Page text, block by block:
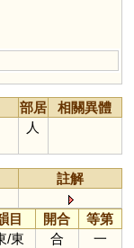
部居
相關異體
人
註解
目 開合
等第
/東 合 一